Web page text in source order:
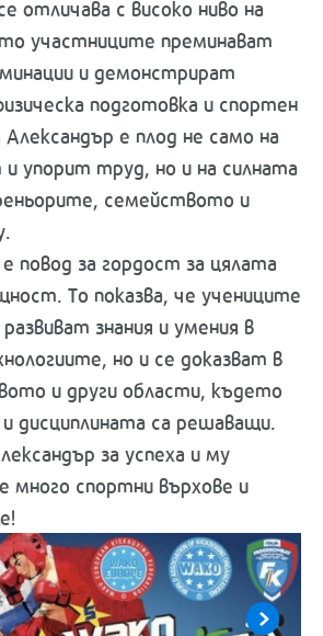
отличава с високо ниво на
участниците преминават
и демонстрират
подготовка и спортен
е плод не само на
упорит труд, но и на силната
семейството и
повод за гордост за цялата
То показва, че учениците
знания и умения в
но и се доказват в
и други области, където
дисциплината са решаващи.
за успеха и му
много спортни върхове и